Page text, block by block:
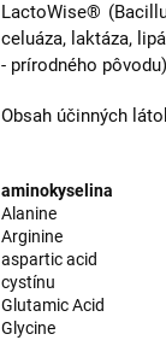
LactoWise®
celuáza, laktáza,
- prírodného
Obsah účinných
aminokyselina
Alanine
Arginine
aspartic acid
cystínu
Glutamic Acid
Glycine